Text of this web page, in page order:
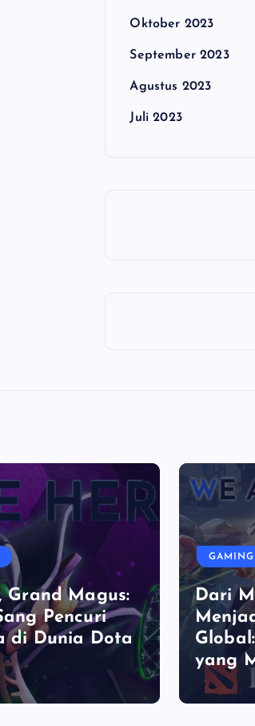
Oktober 2023
September 2023
Agustus 2023
Juli 2023
Grand Magus:
Pencuri
di Dunia Dota
GAMING
Dari
yang